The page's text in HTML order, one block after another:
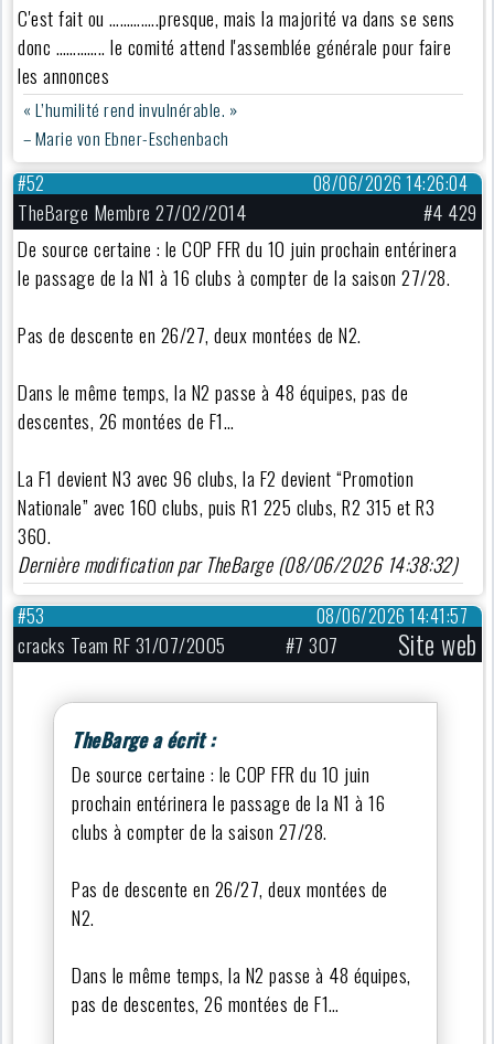
C'est fait ou …………..presque, mais la majorité va dans se sens
donc ………….. le comité attend l'assemblée générale pour faire
les annonces
« L’humilité rend invulnérable. »
– Marie von Ebner-Eschenbach
08/06/2026 14:26:04
#52
TheBarge Membre 27/02/2014
#4 429
De source certaine : le COP FFR du 10 juin prochain entérinera
le passage de la N1 à 16 clubs à compter de la saison 27/28.
Pas de descente en 26/27, deux montées de N2.
Dans le même temps, la N2 passe à 48 équipes, pas de
descentes, 26 montées de F1…
La F1 devient N3 avec 96 clubs, la F2 devient “Promotion
Nationale” avec 160 clubs, puis R1 225 clubs, R2 315 et R3
360.
Dernière modification par TheBarge (08/06/2026 14:38:32)
08/06/2026 14:41:57
#53
cracks Team RF 31/07/2005 #7 307 Site web
TheBarge a écrit :
De source certaine : le COP FFR du 10 juin
prochain entérinera le passage de la N1 à 16
clubs à compter de la saison 27/28.
Pas de descente en 26/27, deux montées de
N2.
Dans le même temps, la N2 passe à 48 équipes,
pas de descentes, 26 montées de F1…